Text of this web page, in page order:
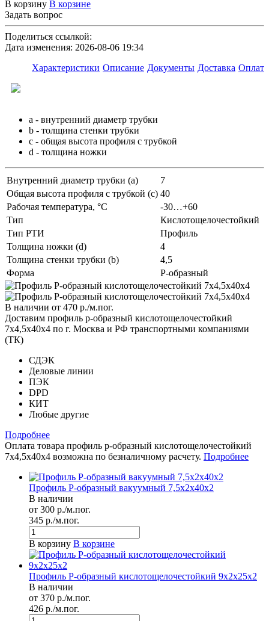
В корзину В корзине
Задать вопрос
Поделиться ссылкой:
Дата изменения: 2026-08-06 19:34
Характеристики Описание Документы Доставка Оплата
a - внутренний диаметр трубки
b - толщина стенки трубки
c - общая высота профиля с трубкой
d - толщина ножки
Внутренний диаметр трубки (а)
7
Общая высота профиля с трубкой (с) 40
Рабочая температура, °C
-30…+60
Тип
Кислотощелочестойкий
Тип РТИ
Профиль
Толщина ножки (d)
4
Толщина стенки трубки (b)
4,5
Форма
Р-образный
В наличии от 470 р./м.пог.
Доставим профиль р-образный кислотощелочестойкий
7х4,5х40х4 по г. Москва и РФ транспортными компаниями
(ТК)
СДЭК
Деловые линии
ПЭК
DPD
КИТ
Любые другие
Подробнее
Оплата товара профиль р-образный кислотощелочестойкий
7х4,5х40х4 возможна по безналичному расчету. Подробнее
Профиль Р-образный вакуумный 7,5х2х40х2
В наличии
от 300 р./м.пог.
345 р./м.пог.
В корзину В корзине
Профиль Р-образный кислотощелочестойкий 9х2х25х2
В наличии
от 370 р./м.пог.
426 р./м.пог.